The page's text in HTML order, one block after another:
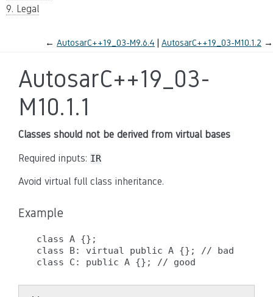
9. Legal
← AutosarC++19_03-M9.6.4 AutosarC++19_03-M10.1.2 →
AutosarC++19_03-
M10.1.1
Classes should not be derived from virtual bases
Required inputs: IR
Avoid virtual full class inheritance.
Example
class A {};
class B: virtual public A {}; // bad